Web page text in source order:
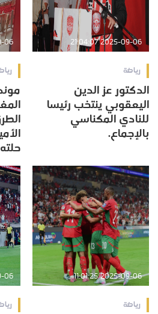
2025-09-06 21:04:07
رياضة
الدكتور عز الدين
اليعقوبي ينتخب رئيسا
للنادي المكناسي
بالإجماع.
2025-09-06 11:01:25
رياضة